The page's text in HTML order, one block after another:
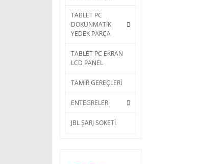
TABLET PC
DOKUNMATİK
YEDEK PARÇA
TABLET PC EKRAN
LCD PANEL
TAMİR GEREÇLERİ
ENTEGRELER
JBL ŞARJ SOKETİ